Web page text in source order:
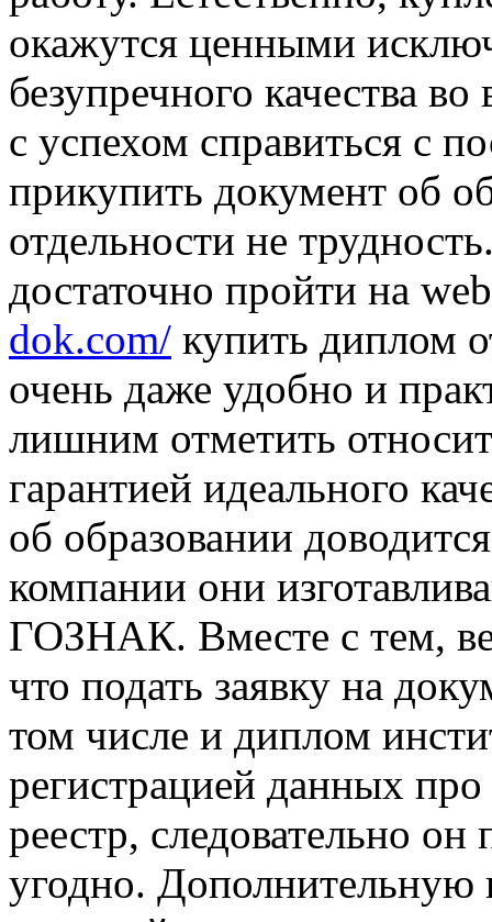
окажутся ценными
безупречного качества
с успехом справиться с
прикупить документ об
отдельности не
достаточно пройти на
dok.com/ купить диплом
очень даже удобно и
лишним отметить
гарантией идеального
об образовании
компании они
ГОЗНАК. Вместе с тем,
что подать заявку на
том числе и диплом
регистрацией данных
реестр, следовательно
угодно.